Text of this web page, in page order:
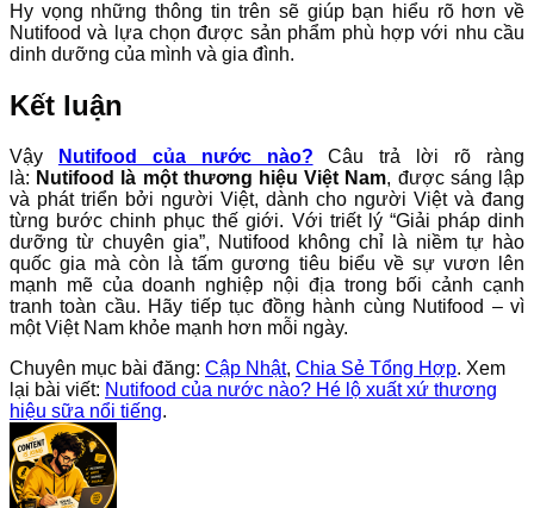
Hy vọng những thông tin trên sẽ giúp bạn hiểu rõ hơn về
Nutifood và lựa chọn được sản phẩm phù hợp với nhu cầu
dinh dưỡng của mình và gia đình.
Kết luận
Vậy Nutifood của nước nào? Câu trả lời rõ ràng
là: Nutifood là một thương hiệu Việt Nam, được sáng lập
và phát triển bởi người Việt, dành cho người Việt và đang
từng bước chinh phục thế giới. Với triết lý “Giải pháp dinh
dưỡng từ chuyên gia”, Nutifood không chỉ là niềm tự hào
quốc gia mà còn là tấm gương tiêu biểu về sự vươn lên
mạnh mẽ của doanh nghiệp nội địa trong bối cảnh cạnh
tranh toàn cầu. Hãy tiếp tục đồng hành cùng Nutifood – vì
một Việt Nam khỏe mạnh hơn mỗi ngày.
Chuyên mục bài đăng: Cập Nhật, Chia Sẻ Tổng Hợp. Xem
lại bài viết: Nutifood của nước nào? Hé lộ xuất xứ thương
hiệu sữa nổi tiếng.